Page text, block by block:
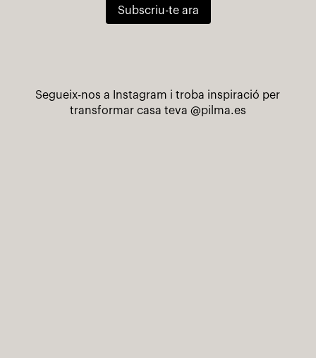
Subscriu-te ara
Segueix-nos a Instagram i troba inspiració per
transformar casa teva @pilma.es